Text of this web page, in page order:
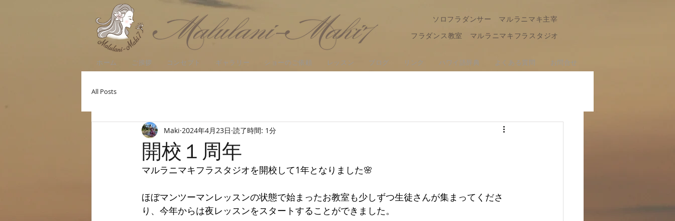
フラダンス教室 マルラニマキフラスタジオ
ソロフラダンサー マルラニマキ主宰
ホーム ご挨拶 コンセプト ギャラリー ショーのご依頼 レッスン ブログ リンク ハワイ語辞典 よくある質問 お問合せ
All Posts
開校１周年
Maki 2024年4月23日 読了時間: 1分
マルラニマキフラスタジオを開校して1年となりました🌸
ほぼマンツーマンレッスンの状態で始まったお教室も少しずつ生徒さんが集まってくださ
り、今年からは夜レッスンをスタートすることができました。